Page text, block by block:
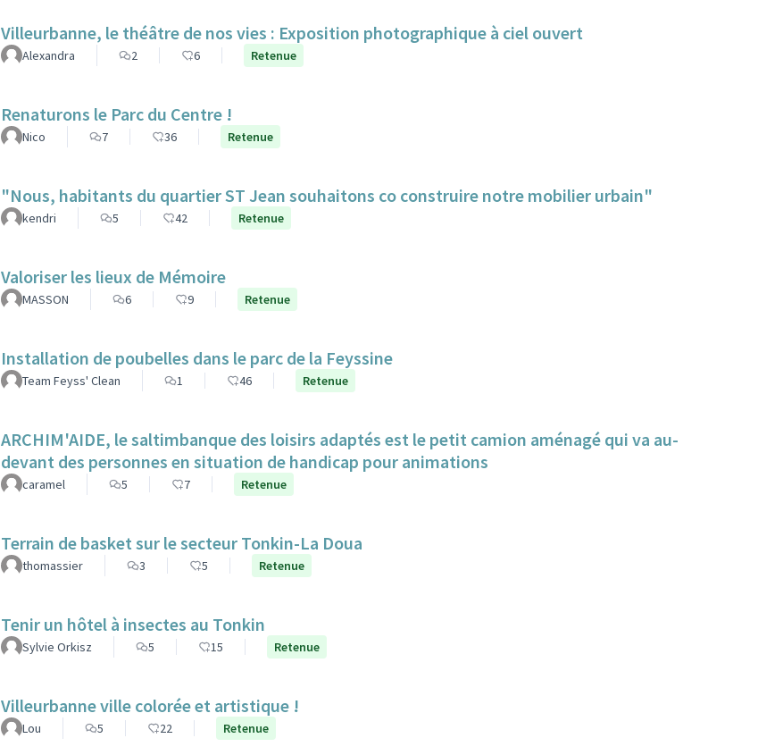
Villeurbanne, le théâtre de nos vies : Exposition photographique à ciel ouvert
Alexandra 2 6 Retenue
Renaturons le Parc du Centre !
Nico 7 36 Retenue
"Nous, habitants du quartier ST Jean souhaitons co construire notre mobilier urbain"
kendri 5 42 Retenue
Valoriser les lieux de Mémoire
MASSON 6 9 Retenue
Installation de poubelles dans le parc de la Feyssine
Team Feyss' Clean 1 46 Retenue
ARCHIM'AIDE, le saltimbanque des loisirs adaptés est le petit camion aménagé qui va au-
devant des personnes en situation de handicap pour animations
caramel 5 7 Retenue
Terrain de basket sur le secteur Tonkin-La Doua
thomassier 3 5 Retenue
Tenir un hôtel à insectes au Tonkin
Sylvie Orkisz 5 15 Retenue
Villeurbanne ville colorée et artistique !
Lou 5 22 Retenue